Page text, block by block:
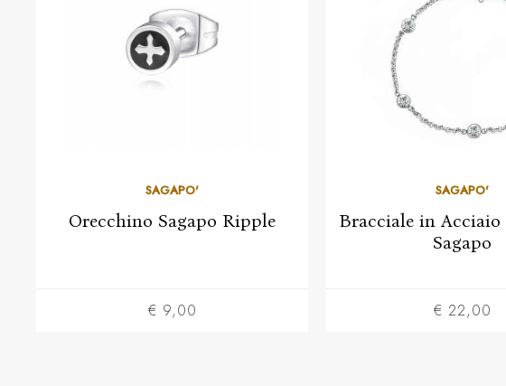
SAGAPO'
Orecchino Sagapo Ripple
€ 9,00
SAGAPO'
Bracciale in Acciaio
Sagapo
€ 22,00